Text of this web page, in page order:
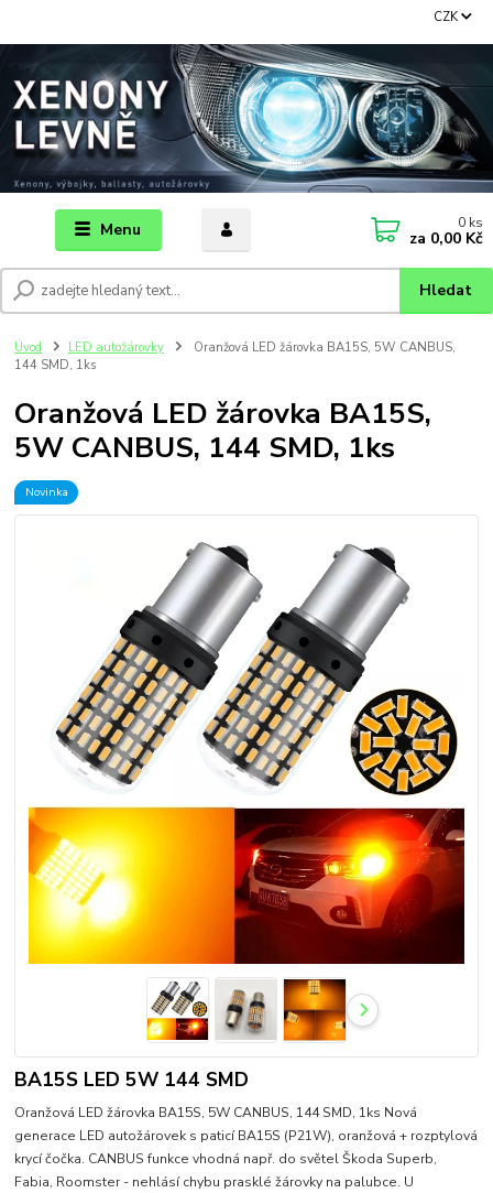
Menu
CZK
Hledat
0 ks
za 0,00 Kč
Úvod LED autožárovky
Oranžová LED žárovka BA15S, 5W CANBUS,
144 SMD, 1ks
Oranžová LED žárovka BA15S,
5W CANBUS, 144 SMD, 1ks
Novinka
BA15S LED 5W 144 SMD
Oranžová LED žárovka BA15S, 5W CANBUS, 144 SMD, 1ks Nová
generace LED autožárovek s paticí BA15S (P21W), oranžová + rozptylová
krycí čočka. CANBUS funkce vhodná např. do světel Škoda Superb,
Fabia, Roomster - nehlásí chybu prasklé žárovky na palubce. U